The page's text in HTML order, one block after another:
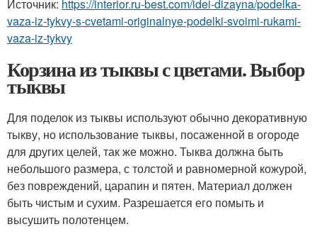
Источник: https://interior.ru-best.com/idei-dizayna/podelka-
vaza-iz-tykvy-s-cvetami-originalnye-podelki-svoimi-rukami-
vaza-iz-tykvy
Корзина из тыквы с цветами. Выбор
тыквы
Для поделок из тыквы используют обычно декоративную
тыкву, но использование тыквы, посаженной в огороде
для других целей, так же можно. Тыква должна быть
небольшого размера, с толстой и равномерной кожурой,
без повреждений, царапин и пятен. Материал должен
быть чистым и сухим. Разрешается его помыть и
высушить полотенцем.